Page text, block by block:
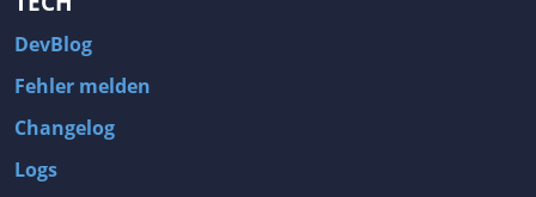
DevBlog
Fehler melden
Changelog
Logs